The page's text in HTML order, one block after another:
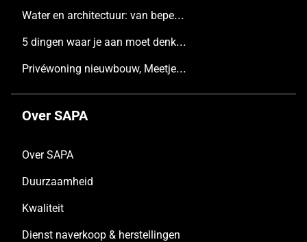
Water en architectuur: van beperking tot inspiratie
5 dingen waar je aan moet denken voordat je een nieuw huis bouwt
Privéwoning nieuwbouw, Meetjesland
Over SAPA
Over SAPA
Duurzaamheid
Kwaliteit
Dienst naverkoop & herstellingen